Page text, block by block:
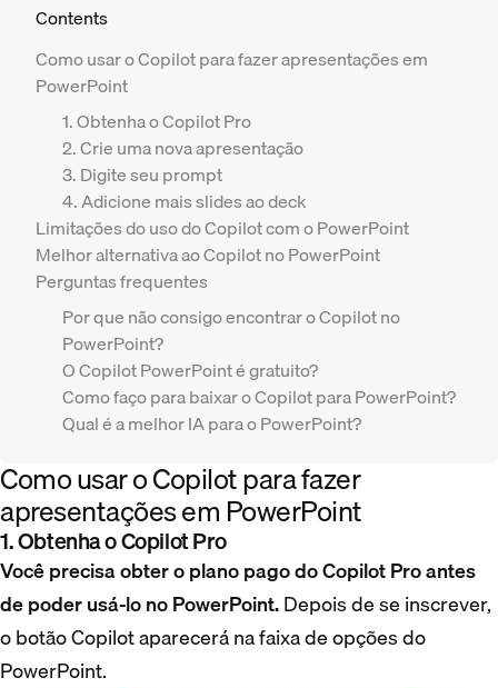
Contents
Como usar o Copilot para fazer apresentações em
PowerPoint
1. Obtenha o Copilot Pro
2. Crie uma nova apresentação
3. Digite seu prompt
4. Adicione mais slides ao deck
Limitações do uso do Copilot com o PowerPoint
Melhor alternativa ao Copilot no PowerPoint
Perguntas frequentes
Por que não consigo encontrar o Copilot no
PowerPoint?
O Copilot PowerPoint é gratuito?
Como faço para baixar o Copilot para PowerPoint?
Qual é a melhor IA para o PowerPoint?
Como usar o Copilot para fazer
apresentações em PowerPoint
1. Obtenha o Copilot Pro
Você precisa obter o plano pago do Copilot Pro antes
de poder usá-lo no PowerPoint.Depois de se inscrever,
o botão Copilot aparecerá na faixa de opções do
PowerPoint.